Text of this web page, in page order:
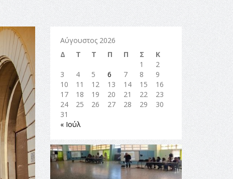
Αύγουστος 2026
Δ
Τ Τ Π Π Σ
Κ
1
2
3
4 5 6 7 8
9
10
11 12 13 14 15
16
17
18 19 20 21 22
23
24
25 26 27 28 29
30
31
« Ιούλ